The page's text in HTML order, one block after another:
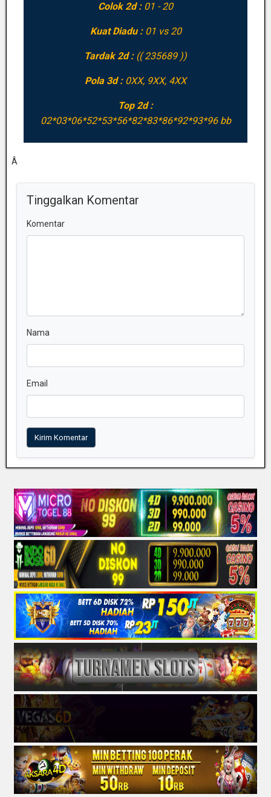
Colok 2d : 01 - 20
Kuat Diadu : 01 vs 20
Tardak 2d : (( 235689 ))
Pola 3d : 0XX, 9XX, 4XX
Top 2d :
02*03*06*52*53*56*82*83*86*92*93*96 bb
Â
Tinggalkan Komentar
Komentar
Nama
Email
Kirim Komentar